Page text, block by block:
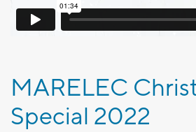
MARELEC
Special 2022